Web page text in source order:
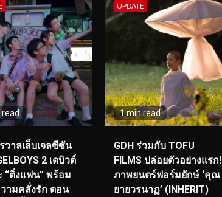
read
วาลเล็บเจลซีซัน
2 เดบิวต์
“ติ่งแฟน” พร้อม
ามคลั่งรัก ตอน
UPDATE
1 min read
GDH ร่วมกับ TOFU
FILMS ปล่อยตัวอย่างแรก!
ภาพยนตร์ฟอร์มยักษ์ ‘คุณ
ยายวรนาฏ’ (INHERIT)